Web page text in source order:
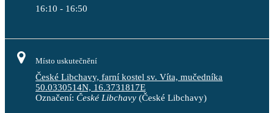
16:10 - 16:50
Místo uskutečnění
České Libchavy, farní kostel sv. Víta, mučedníka
50.0330514N, 16.3731817E
Označení: České Libchavy (České Libchavy)